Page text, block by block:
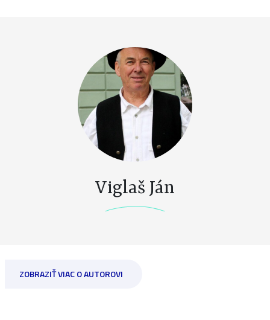
Viglaš Ján
ZOBRAZIŤ VIAC O AUTOROVI